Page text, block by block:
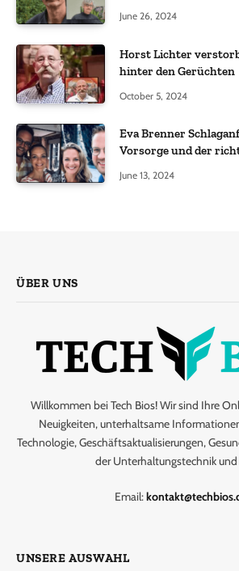
June 26, 2024
Horst Lichter
hinter den Gerüchten
October 5, 2024
Eva Brenner
Vorsorge und der
June 13, 2024
ÜBER UNS
Willkommen bei Tech Bios! Wir sind Ihre
Neuigkeiten, unterhaltsame
Technologie, Geschäftsaktualisierungen,
der Unterhaltungstechnik
Email:
UNSERE AUSWAHL